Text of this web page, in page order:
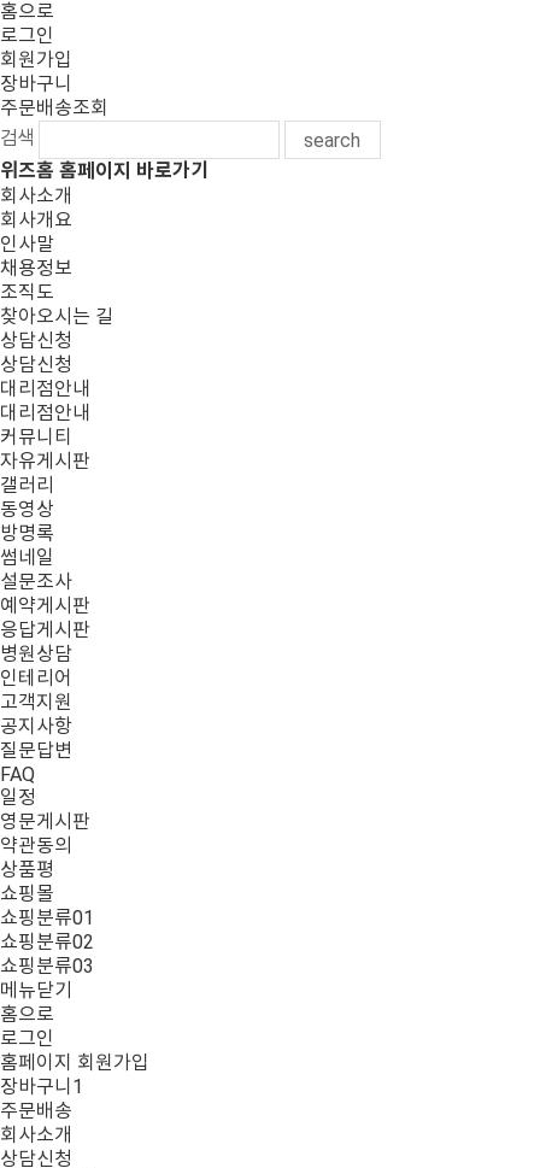
홈으로
로그인
회원가입
장바구니
주문배송조회
검색
search
위즈홈 홈페이지 바로가기
회사소개
회사개요
인사말
채용정보
조직도
찾아오시는 길
상담신청
상담신청
대리점안내
대리점안내
커뮤니티
자유게시판
갤러리
동영상
방명록
썸네일
설문조사
예약게시판
응답게시판
병원상담
인테리어
고객지원
공지사항
질문답변
FAQ
일정
영문게시판
약관동의
상품평
쇼핑몰
쇼핑분류01
쇼핑분류02
쇼핑분류03
메뉴닫기
홈으로
로그인
홈페이지 회원가입
장바구니 1
주문배송
회사소개
상담신청